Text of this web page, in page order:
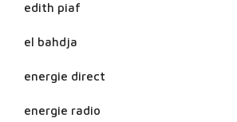
edith piaf
el bahdja
energie direct
energie radio